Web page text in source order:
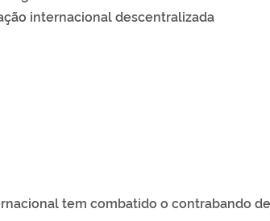
internacionaldescentralizada
tem combatido o contrabando